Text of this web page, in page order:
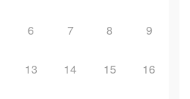
6 7 8 9
13 14 15 16